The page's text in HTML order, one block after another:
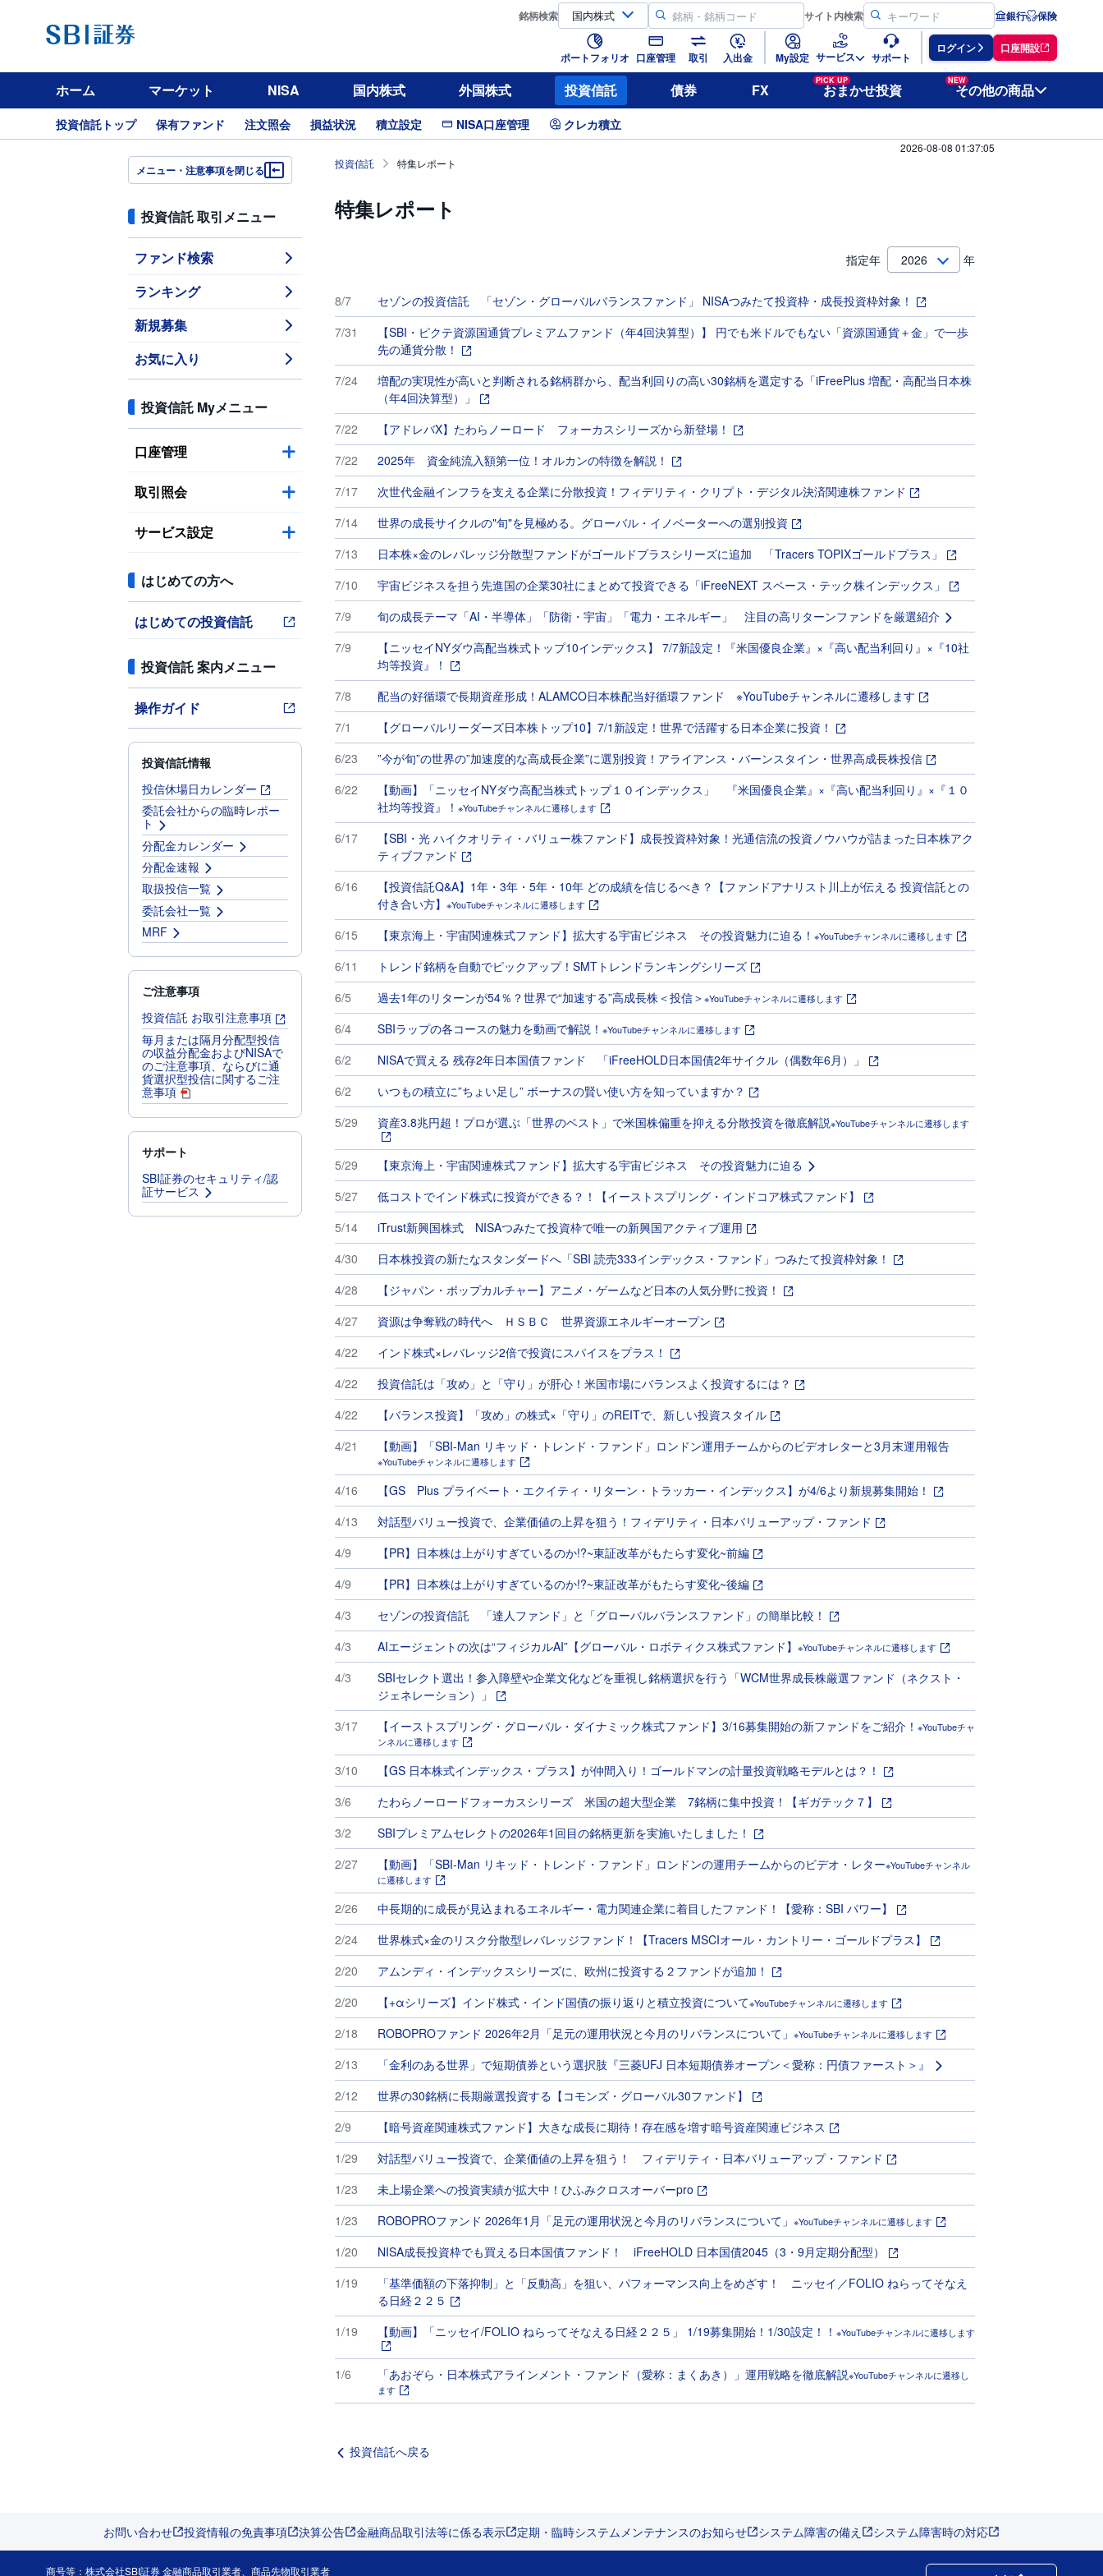
銘柄検索 サイト内検索 銀行 保険
ポートフォリオ 口座管理 取引 入出金 My設定 サービス サポート
ログイン 口座開設
ホーム マーケット NISA 国内株式 外国株式 投資信託 債券 FX
PICK UP
おまかせ投資
NEW
その他の商品
投資信託トップ 保有ファンド 注文照会 損益状況 積立設定 NISA口座管理 クレカ積立
2026-08-08 01:37:05
メニュー・注意事項を閉じる
投資信託 取引メニュー
ファンド検索
ランキング
新規募集
お気に入り
投資信託 Myメニュー
口座管理
取引照会
サービス設定
はじめての方へ
はじめての投資信託
投資信託 案内メニュー
操作ガイド
投資信託情報
投信休場日カレンダー
委託会社からの臨時レポー
ト
分配金カレンダー
分配金速報
取扱投信一覧
委託会社一覧
MRF
ご注意事項
投資信託 お取引注意事項
毎月または隔月分配型投信
の収益分配金およびNISAで
のご注意事項、ならびに通
貨選択型投信に関するご注
意事項
サポート
SBI証券のセキュリティ/認
証サービス
投資信託 特集レポート
特集レポート
指定年 年
8/7
セゾンの投資信託 「セゾン・グローバルバランスファンド」 NISAつみたて投資枠・成長投資枠対象！
7/31
【SBI・ピクテ資源国通貨プレミアムファンド（年4回決算型）】 円でも米ドルでもない「資源国通貨＋金」で一歩
先の通貨分散！
7/24
増配の実現性が高いと判断される銘柄群から、配当利回りの高い30銘柄を選定する「iFreePlus 増配・高配当日本株
（年4回決算型）」
7/22
【アドレバX】たわらノーロード フォーカスシリーズから新登場！
7/22
2025年 資金純流入額第一位！オルカンの特徴を解説！
7/17
次世代金融インフラを支える企業に分散投資！フィデリティ・クリプト・デジタル決済関連株ファンド
7/14
世界の成長サイクルの"旬"を見極める。グローバル・イノベーターへの選別投資
7/13
日本株×金のレバレッジ分散型ファンドがゴールドプラスシリーズに追加 「Tracers TOPIXゴールドプラス」
7/10
宇宙ビジネスを担う先進国の企業30社にまとめて投資できる「iFreeNEXT スペース・テック株インデックス」
7/9
旬の成長テーマ「AI・半導体」「防衛・宇宙」「電力・エネルギー」 注目の高リターンファンドを厳選紹介
7/9
【ニッセイNYダウ高配当株式トップ10インデックス】 7/7新設定！『米国優良企業』×『高い配当利回り』×『10社
均等投資』！
7/8
配当の好循環で長期資産形成！ALAMCO日本株配当好循環ファンド ※YouTubeチャンネルに遷移します
7/1
【グローバルリーダーズ日本株トップ10】7/1新設定！世界で活躍する日本企業に投資！
6/23
”今が旬”の世界の”加速度的な高成長企業”に選別投資！アライアンス・バーンスタイン・世界高成長株投信
6/22
【動画】「ニッセイNYダウ高配当株式トップ１０インデックス」 『米国優良企業』×『高い配当利回り』×『１０
社均等投資』！ ※YouTubeチャンネルに遷移します
6/17
【SBI・光 ハイクオリティ・バリュー株ファンド】成長投資枠対象！光通信流の投資ノウハウが詰まった日本株アク
ティブファンド
6/16
【投資信託Q&A】1年・3年・5年・10年 どの成績を信じるべき？【ファンドアナリスト川上が伝える 投資信託との
付き合い方】 ※YouTubeチャンネルに遷移します
6/15 【東京海上・宇宙関連株式ファンド】拡大する宇宙ビジネス その投資魅力に迫る！ ※YouTubeチャンネルに遷移します
6/11
トレンド銘柄を自動でピックアップ！SMTトレンドランキングシリーズ
6/5
過去1年のリターンが54％？世界で“加速する”高成長株＜投信＞※YouTubeチャンネルに遷移します
6/4 SBIラップの各コースの魅力を動画で解説！ ※YouTubeチャンネルに遷移します
6/2
NISAで買える 残存2年日本国債ファンド 「iFreeHOLD日本国債2年サイクル（偶数年6月）」
6/2
いつもの積立に”ちょい足し” ボーナスの賢い使い方を知っていますか？
5/29
資産3.8兆円超！プロが選ぶ「世界のベスト」で米国株偏重を抑える分散投資を徹底解説※YouTubeチャンネルに遷移します
5/29
【東京海上・宇宙関連株式ファンド】拡大する宇宙ビジネス その投資魅力に迫る
5/27
低コストでインド株式に投資ができる？！【イーストスプリング・インドコア株式ファンド】
5/14
iTrust新興国株式 NISAつみたて投資枠で唯一の新興国アクティブ運用
4/30
日本株投資の新たなスタンダードへ「SBI 読売333インデックス・ファンド」つみたて投資枠対象！
4/28
【ジャパン・ポップカルチャー】アニメ・ゲームなど日本の人気分野に投資！
4/27
資源は争奪戦の時代へ ＨＳＢＣ 世界資源エネルギーオープン
4/22
インド株式×レバレッジ2倍で投資にスパイスをプラス！
4/22
投資信託は「攻め」と「守り」が肝心！米国市場にバランスよく投資するには？
4/22
【バランス投資】「攻め」の株式×「守り」のREITで、新しい投資スタイル
4/21
【動画】「SBI-Man リキッド・トレンド・ファンド」ロンドン運用チームからのビデオレターと3月末運用報告
※YouTubeチャンネルに遷移します
4/16
【GS Plus プライベート・エクイティ・リターン・トラッカー・インデックス】が4/6より新規募集開始！
4/13
対話型バリュー投資で、企業価値の上昇を狙う！フィデリティ・日本バリューアップ・ファンド
4/9
【PR】日本株は上がりすぎているのか!?~東証改革がもたらす変化~前編
4/9
【PR】日本株は上がりすぎているのか!?~東証改革がもたらす変化~後編
4/3
セゾンの投資信託 「達人ファンド」と「グローバルバランスファンド」の簡単比較！
4/3
AIエージェントの次は“フィジカルAI”【グローバル・ロボティクス株式ファンド】 ※YouTubeチャンネルに遷移します
4/3
SBIセレクト選出！参入障壁や企業文化などを重視し銘柄選択を行う「WCM世界成長株厳選ファンド（ネクスト・
ジェネレーション）」
3/17
【イーストスプリング・グローバル・ダイナミック株式ファンド】3/16募集開始の新ファンドをご紹介！ ※YouTubeチャ
ンネルに遷移します
3/10
【GS 日本株式インデックス・プラス】が仲間入り！ゴールドマンの計量投資戦略モデルとは？！
3/6
たわらノーロードフォーカスシリーズ 米国の超大型企業 7銘柄に集中投資！【ギガテック７】
3/2
SBIプレミアムセレクトの2026年1回目の銘柄更新を実施いたしました！
2/27
【動画】「SBI-Man リキッド・トレンド・ファンド」ロンドンの運用チームからのビデオ・レター※YouTubeチャンネル
に遷移します
2/26
中長期的に成長が見込まれるエネルギー・電力関連企業に着目したファンド！【愛称：SBI パワー】
2/24
世界株式×金のリスク分散型レバレッジファンド！【Tracers MSCIオール・カントリー・ゴールドプラス】
2/20
アムンディ・インデックスシリーズに、欧州に投資する２ファンドが追加！
2/20
【+αシリーズ】インド株式・インド国債の振り返りと積立投資について※YouTubeチャンネルに遷移します
2/18 ROBOPROファンド 2026年2月「足元の運用状況と今月のリバランスについて」 ※YouTubeチャンネルに遷移します
2/13
「金利のある世界」で短期債券という選択肢『三菱UFJ 日本短期債券オープン＜愛称：円債ファースト＞』
2/12
世界の30銘柄に長期厳選投資する【コモンズ・グローバル30ファンド】
2/9
【暗号資産関連株式ファンド】大きな成長に期待！存在感を増す暗号資産関連ビジネス
1/29
対話型バリュー投資で、企業価値の上昇を狙う！ フィデリティ・日本バリューアップ・ファンド
1/23
未上場企業への投資実績が拡大中！ひふみクロスオーバーpro
1/23
ROBOPROファンド 2026年1月「足元の運用状況と今月のリバランスについて」 ※YouTubeチャンネルに遷移します
1/20
NISA成長投資枠でも買える日本国債ファンド！ iFreeHOLD 日本国債2045（3・9月定期分配型）
1/19
「基準価額の下落抑制」と「反動高」を狙い、パフォーマンス向上をめざす！ ニッセイ／FOLIO ねらってそなえ
る日経２２５
1/19
【動画】「ニッセイ/FOLIO ねらってそなえる日経２２５」 1/19募集開始！1/30設定！！ ※YouTubeチャンネルに遷移します
1/6 「あおぞら・日本株式アラインメント・ファンド（愛称：まくあき）」運用戦略を徹底解説※YouTubeチャンネルに遷移し
ます
投資信託へ戻る
お問い合わせ 投資情報の免責事項 決算公告 金融商品取引法等に係る表示 定期・臨時システムメンテナンスのお知らせ システム障害の備え システム障害時の対応
商号等：株式会社SBI証券 金融商品取引業者、商品先物取引業者